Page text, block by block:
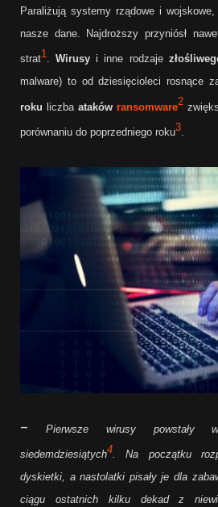
Paraliżują systemy rządowe i
nasze dane. Najdroższy przyniósł
strat1.Wirusyi inne rodzaje
malware) to od dziesięcioleci rosnące
roku liczba ataków ransomware2
porównaniu do poprzedniego roku3
– Pierwsze wirusy powstały
siedemdziesiątych4. Na początku
dyskietki, a nastolatki pisały je dla
ciągu ostatnich kilku dekad z